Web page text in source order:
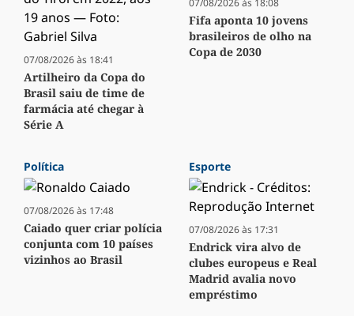
07/08/2026 às 18:41
Artilheiro da Copa do
Brasil saiu de time de
farmácia até chegar à
Série A
07/08/2026 às 18:08
Fifa aponta 10 jovens
brasileiros de olho na
Copa de 2030
Política
07/08/2026 às 17:48
Caiado quer criar polícia
conjunta com 10 países
vizinhos ao Brasil
Esporte
07/08/2026 às 17:31
Endrick vira alvo de
clubes europeus e Real
Madrid avalia novo
empréstimo